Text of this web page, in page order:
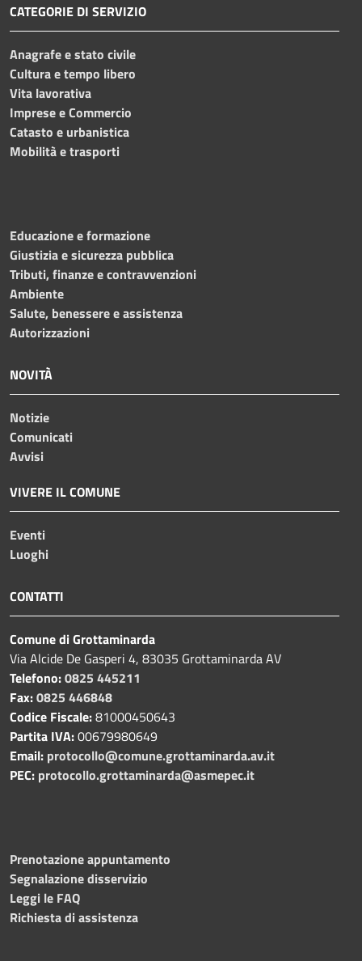
CATEGORIE DI SERVIZIO
Anagrafe e stato civile
Cultura e tempo libero
Vita lavorativa
Imprese e Commercio
Catasto e urbanistica
Mobilità e trasporti
Educazione e formazione
Giustizia e sicurezza pubblica
Tributi, finanze e contravvenzioni
Ambiente
Salute, benessere e assistenza
Autorizzazioni
NOVITÀ
Notizie
Comunicati
Avvisi
VIVERE IL COMUNE
Eventi
Luoghi
CONTATTI
Comune di Grottaminarda
Via Alcide De Gasperi 4, 83035 Grottaminarda AV
Telefono:0825 445211
Fax:0825 446848
Codice Fiscale:81000450643
Partita IVA:00679980649
Email: protocollo@comune.grottaminarda.av.it
PEC: protocollo.grottaminarda@asmepec.it
Prenotazione appuntamento
Segnalazione disservizio
Leggi le FAQ
Richiesta di assistenza